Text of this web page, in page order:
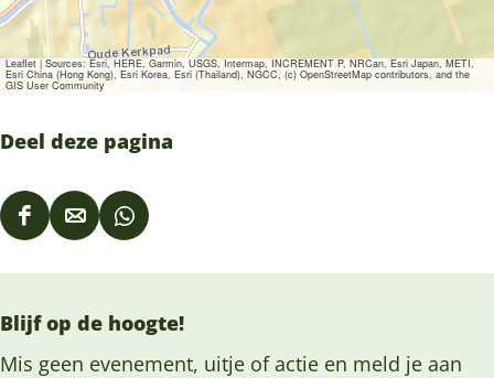
Leaflet|Sources: Esri, HERE, Garmin, USGS, Intermap, INCREMENT P, NRCan, Esri Japan, METI,
Esri China (Hong Kong), Esri Korea, Esri (Thailand), NGCC, (c) OpenStreetMap contributors, and the
GIS User Community
Deel deze pagina
D
l
d
D
l
d
D
l
d
Blijf op de hoogte!
Mis geen evenement, uitje of actie en meld je aan